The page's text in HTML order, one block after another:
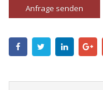
Anfrage senden